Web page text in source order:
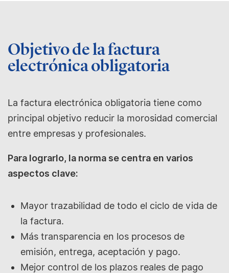
Objetivo de la factura
electrónica obligatoria
La factura electrónica obligatoria tiene como
principal objetivo reducir la morosidad comercial
entre empresas y profesionales.
Para lograrlo, la norma se centra en varios
aspectos clave:
Mayor trazabilidad de todo el ciclo de vida de
la factura.
Más transparencia en los procesos de
emisión, entrega, aceptación y pago.
Mejor control de los plazos reales de pago